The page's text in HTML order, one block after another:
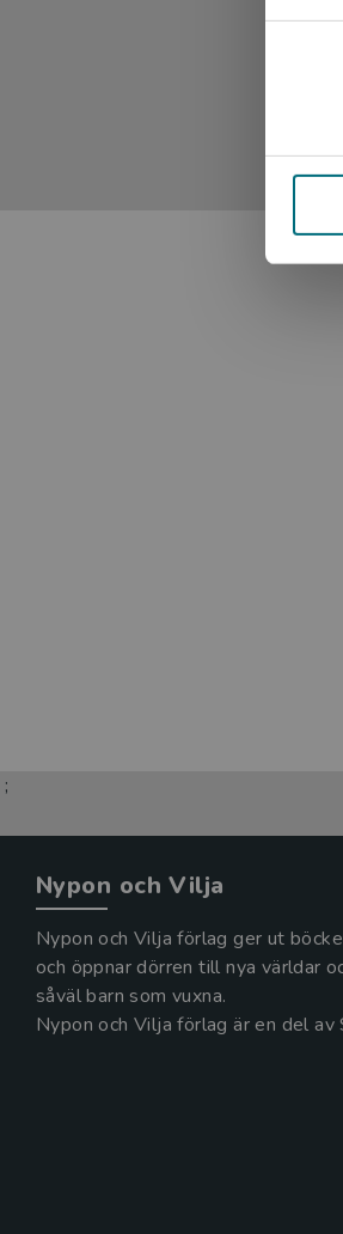
;
Nypon och Vilja
Nypon och Vilja förlag ger ut
och öppnar dörren till nya världar
såväl barn som vuxna.
Nypon och Vilja förlag är en del